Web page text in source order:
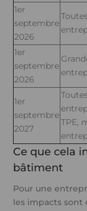
1er
septembre
2026
1er
septembre
2026
1er
septembre
2027
TPE,
Ce que cela
bâtiment
Pour une
les impacts sont